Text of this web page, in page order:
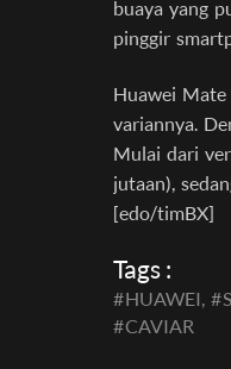
buaya yang
pinggir
Huawei
variannya.
Mulai dari
jutaan),
[edo/timBX]
Tags :
#HUAWEI, #
#CAVIAR